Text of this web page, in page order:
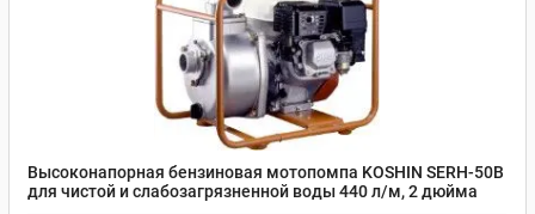
Высоконапорная бензиновая мотопомпа KOSHIN SERH-50B
для чистой и слабозагрязненной воды 440 л/м, 2 дюйма